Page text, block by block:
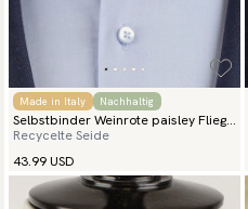
Made in Italy Nachhaltig
Selbstbinder Weinrote paisley Fliege
Monza
Recycelte Seide
43.99 USD